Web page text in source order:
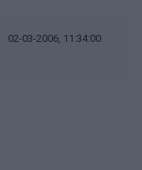
02-03-2006, 11:34:00